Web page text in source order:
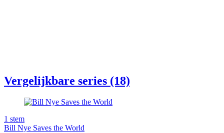
Vergelijkbare series (18)
1 stem
Bill Nye Saves the World